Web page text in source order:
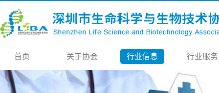
首页 关于协会 行业信息 行业服务